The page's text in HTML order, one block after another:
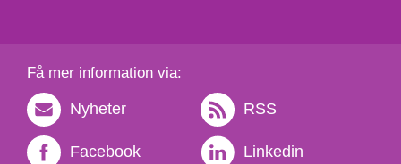
Få mer information via:
Nyheter RSS
Facebook Linkedin